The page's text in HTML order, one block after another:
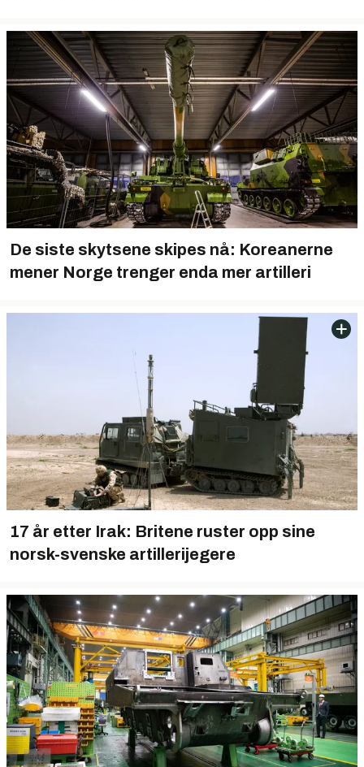
De siste skytsene skipes nå: Koreanerne
mener Norge trenger enda mer artilleri
17 år etter Irak: Britene ruster opp sine
norsk-svenske artillerijegere